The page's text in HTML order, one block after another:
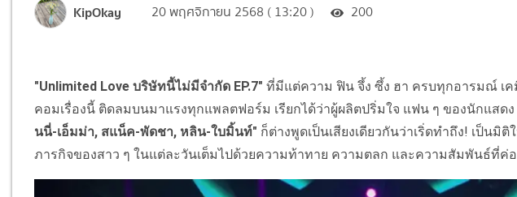
KipOkay 20 พฤศจิกายน 2568 ( 13:20 ) 200
"Unlimited Love บริษัทนี้ไม่มีจำกัด EP.7"ที่มีแต่ความ ฟิน จึ้ง ซึ้ง ฮา ครบทุกอารมณ์ เค
คอมเรื่องนี้ ติดลมบนมาแรงทุกแพลตฟอร์ม เรียกได้ว่าผู้ผลิตปริ่มใจ แฟน ๆ ของนักแสดง
นนี่-เอ็มม่า, สแน็ค-พัดชา, หลิน-ใบมิ้นท์" ก็ต่างพูดเป็นเสียงเดียวกันว่าเริ่ดทำถึง! เป็นมิติ
ภารกิจของสาว ๆ ในแต่ละวันเต็มไปด้วยความท้าทาย ความตลก และความสัมพันธ์ที่ค่